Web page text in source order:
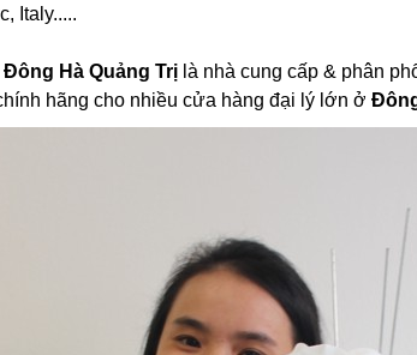
Italy.....
Hà Quảng Trịlà nhà cung cấp & phân
hãng cho nhiều cửa hàng đại lý lớn ở